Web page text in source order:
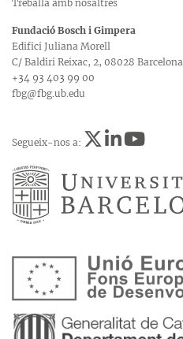
Treballa amb nosaltres
Fundació Bosch i Gimpera
Edifici Juliana Morell
C/ Baldiri Reixac, 2, 08028 Barcelona
+34 93 403 99 00
fbg@fbg.ub.edu
Segueix-nos a: